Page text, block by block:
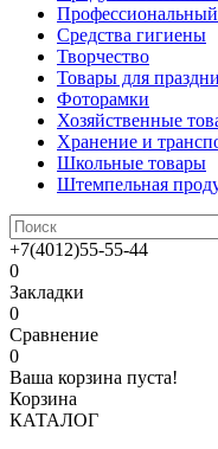
Средства гигиены
Творчество
Товары для
Фоторамки
Хозяйственные
Хранение и
Школьные товары
Штемпельная
+7(4012)55-55-44
0
Закладки
0
Сравнение
0
Ваша корзина пуста!
Корзина
КАТАЛОГ